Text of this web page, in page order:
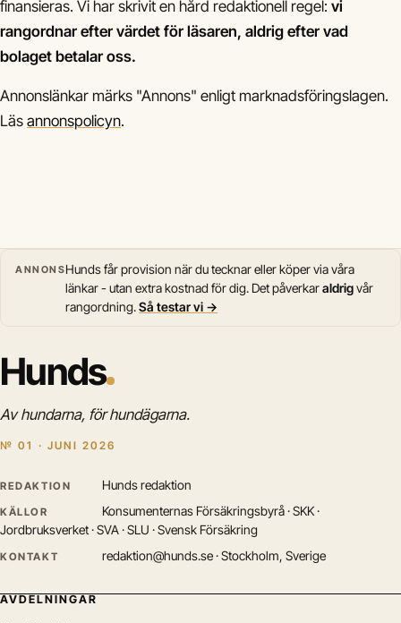
finansieras. Vi har skrivit en hård redaktionell regel: vi
rangordnar efter värdet för läsaren, aldrig efter vad
bolaget betalar oss.
Annonslänkar märks "Annons" enligt marknadsföringslagen.
Läs annonspolicyn.
ANNONSHunds får provision när du tecknar eller köper via våra
länkar - utan extra kostnad för dig. Det påverkaraldrigvår
rangordning.Så testar vi →
Hunds
Av hundarna, för hundägarna.
№ 01 · JUNI 2026
REDAKTION Hunds redaktion
KÄLLOR
Konsumenternas Försäkringsbyrå · SKK ·
Jordbruksverket · SVA · SLU · Svensk Försäkring
KONTAKT redaktion@hunds.se · Stockholm, Sverige
AVDELNINGAR